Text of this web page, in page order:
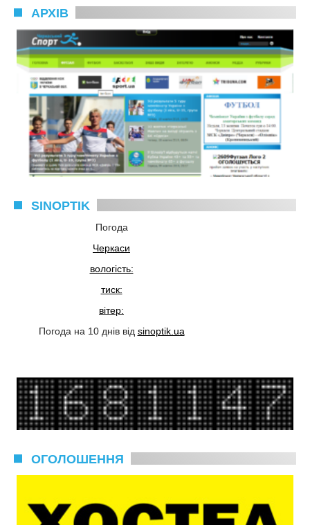
АРХІВ
SINOPTIK
Погода
Черкаси
вологість:
тиск:
вітер:
Погода на 10 днів від sinoptik.ua
ОГОЛОШЕННЯ